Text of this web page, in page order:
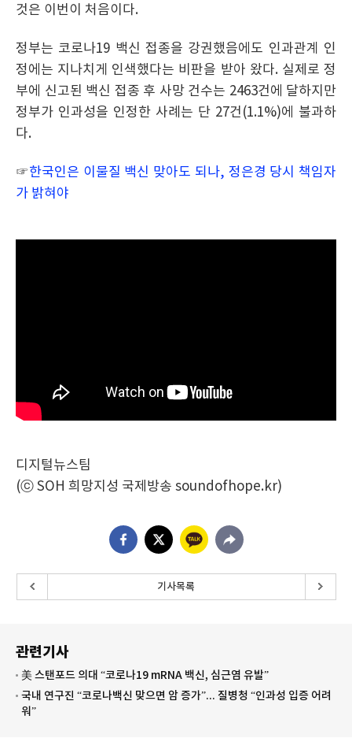
것은 이번이 처음이다.
정부는 코로나19 백신 접종을 강권했음에도 인과관계 인
정에는 지나치게 인색했다는 비판을 받아 왔다. 실제로 정
부에 신고된 백신 접종 후 사망 건수는 2463건에 달하지만
정부가 인과성을 인정한 사례는 단 27건(1.1%)에 불과하
다.
☞한국인은 이물질 백신 맞아도 되나, 정은경 당시 책임자
가 밝혀야
디지털뉴스팀
(ⓒ SOH 희망지성 국제방송 soundofhope.kr)
기사목록
관련기사
美 스탠포드 의대 “코로나19 mRNA 백신, 심근염 유발”
국내 연구진 “코로나백신 맞으면 암 증가”... 질병청 “인과성 입증 어려
워”